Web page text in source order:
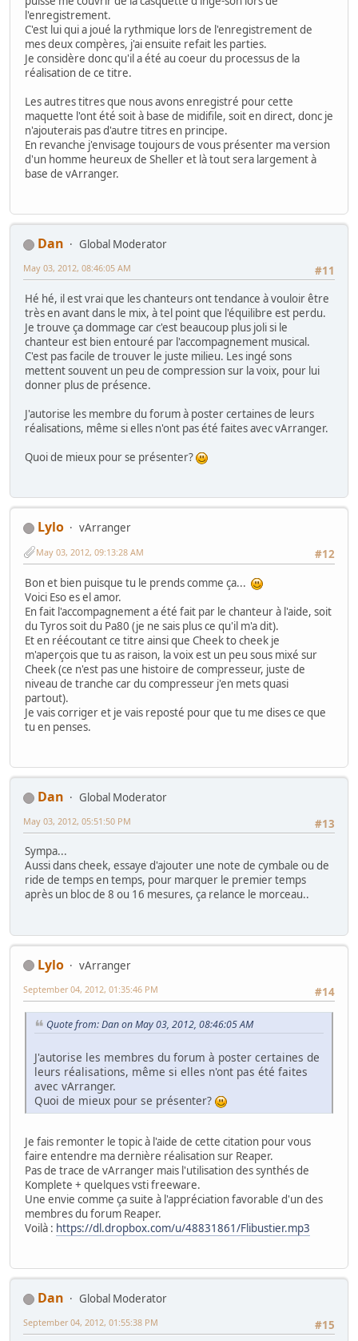
l'enregistrement.
C'est lui qui a joué la rythmique lors de l'enregistrement de
mes deux compères, j'ai ensuite refait les parties.
Je considère donc qu'il a été au coeur du processus de la
réalisation de ce titre.
Les autres titres que nous avons enregistré pour cette
maquette l'ont été soit à base de midifile, soit en direct, donc je
n'ajouterais pas d'autre titres en principe.
En revanche j'envisage toujours de vous présenter ma version
d'un homme heureux de Sheller et là tout sera largement à
base de vArranger.
Dan
Global Moderator
#11
May 03, 2012, 08:46:05 AM
Hé hé, il est vrai que les chanteurs ont tendance à vouloir être
très en avant dans le mix, à tel point que l'équilibre est perdu.
Je trouve ça dommage car c'est beaucoup plus joli si le
chanteur est bien entouré par l'accompagnement musical.
C'est pas facile de trouver le juste milieu. Les ingé sons
mettent souvent un peu de compression sur la voix, pour lui
donner plus de présence.
J'autorise les membre du forum à poster certaines de leurs
réalisations, même si elles n'ont pas été faites avec vArranger.
Quoi de mieux pour se présenter?
Lylo
vArranger
#12
May 03, 2012, 09:13:28 AM
Bon et bien puisque tu le prends comme ça...
Voici Eso es el amor.
En fait l'accompagnement a été fait par le chanteur à l'aide, soit
du Tyros soit du Pa80 (je ne sais plus ce qu'il m'a dit).
Et en réécoutant ce titre ainsi que Cheek to cheek je
m'aperçois que tu as raison, la voix est un peu sous mixé sur
Cheek (ce n'est pas une histoire de compresseur, juste de
niveau de tranche car du compresseur j'en mets quasi
partout).
Je vais corriger et je vais reposté pour que tu me dises ce que
tu en penses.
Dan
Global Moderator
#13
May 03, 2012, 05:51:50 PM
Sympa...
Aussi dans cheek, essaye d'ajouter une note de cymbale ou de
ride de temps en temps, pour marquer le premier temps
après un bloc de 8 ou 16 mesures, ça relance le morceau..
Lylo
vArranger
#14
September 04, 2012, 01:35:46 PM
Quote from: Dan on May 03, 2012, 08:46:05 AM
J'autorise les membres du forum à poster certaines de
leurs réalisations, même si elles n'ont pas été faites
avec vArranger.
Quoi de mieux pour se présenter?
Je fais remonter le topic à l'aide de cette citation pour vous
faire entendre ma dernière réalisation sur Reaper.
Pas de trace de vArranger mais l'utilisation des synthés de
Komplete + quelques vsti freeware.
Une envie comme ça suite à l'appréciation favorable d'un des
membres du forum Reaper.
Voilà : https://dl.dropbox.com/u/48831861/Flibustier.mp3
Dan
Global Moderator
#15
September 04, 2012, 01:55:38 PM